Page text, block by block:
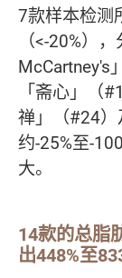
7款样本检测
（<-20%）
McCartney's
「斋心」（
禅」（#24
约-25%至-
大。
14款的总脂
出448%至